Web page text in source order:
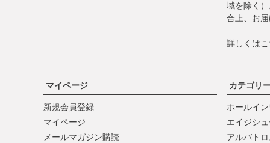
域を除く
合上、お
詳しくは
マイページ
新規会員登録
マイページ
メールマガジン購読
カテゴリ
ホールイ
エイジシ
アルバト